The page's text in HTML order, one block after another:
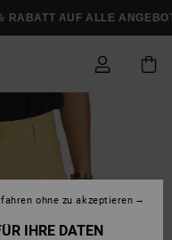
AUF ALLE ANGEBOTE
Sale
Accessoires
Snow
Sale
Sale
Court Graffik
Lynx
Ducati
DC Command
Skate
Sneakers
Sweatshirts
T-shirts
Mützen
Taschen &
Court Graffik
Alle ansehen
Astrix
DC Command
Sneakers
Skate
Alle ansehen
Pure
Stag
Skate
Babyschuhe
T-Shirts
Sweatshirts &
Mützen
Taschen
Alle ansehen
FÜR
Snowboard
Schneejacken
IHRE DATEN
ohne zu akzeptieren